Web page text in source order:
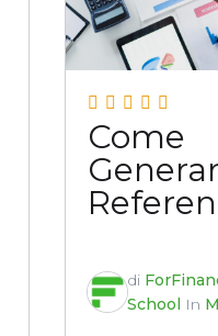
Come
di
School In